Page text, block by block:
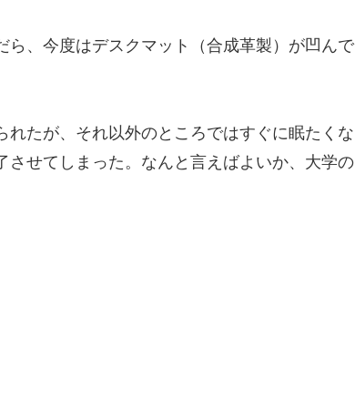
、今度はデスクマット（合成革製）が凹んで
たが、それ以外のところではすぐに眠たくな
せてしまった。なんと言えばよいか、大学の